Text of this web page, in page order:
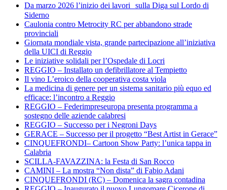
Da marzo 2026 l’inizio dei lavori sulla Diga sul Lordo di
Siderno
Caulonia contro Metrocity RC per abbandono strade
provinciali
Giornata mondiale vista, grande partecipazione all’iniziativa
della UICI di Reggio
Le iniziative solidali per l’Ospedale di Locri
REGGIO – Installato un defibrillatore al Tempietto
Il vino L’eroico della cooperativa costa viola
La medicina di genere per un sistema sanitario più equo ed
efficace: l’incontro a Reggio
REGGIO – Federimpreseuropa presenta programma a
sostegno delle aziende calabresi
REGGIO – Successo per i Negroni Days
GERACE – Successo per il progetto “Best Artist in Gerace”
CINQUEFRONDI– Cartoon Show Party: l’unica tappa in
Calabria
SCILLA-FAVAZZINA: la Festa di San Rocco
CAMINI – La mostra “Non dista” di Fabio Adani
CINQUEFRONDI (RC) – Domenica la sagra contadina